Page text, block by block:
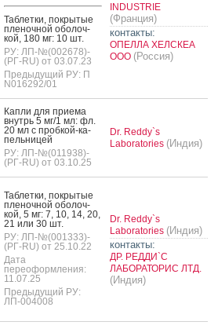
Таб­летки, пок­ры­тые
пле­ноч­ной обо­лоч­
кой, 180 мг: 10 шт.
РУ: ЛП-№(002678)-
(РГ-RU) от 03.07.23
Предыдущий РУ: П
N016292/01
INDUSTRIE
(Франция)
контакты:
ОПЕЛЛА ХЕЛСКЕА
ООО (Россия)
Кап­ли для при­ема
внутрь 5 мг/1 мл: фл.
20 мл с проб­кой-ка­
пель­ни­цей
РУ: ЛП-№(011938)-
(РГ-RU) от 03.10.25
Dr. Reddy`s
Laboratories (Индия)
Таб­летки, пок­ры­тые
пле­ноч­ной обо­лоч­
кой, 5 мг: 7, 10, 14, 20,
21 или 30 шт.
РУ: ЛП-№(001333)-
(РГ-RU) от 25.10.22
Дата
переоформления:
11.07.25
Предыдущий РУ:
ЛП-004008
Dr. Reddy`s
Laboratories (Индия)
контакты:
ДР. РЕДДИ`С
ЛАБОРАТОРИС ЛТД.
(Индия)